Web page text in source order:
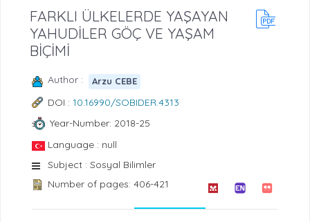
FARKLI ÜLKELERDE YAŞAYAN
YAHUDİLER GÖÇ VE YAŞAM
BİÇİMİ
Author : Arzu CEBE
DOI : 10.16990/SOBIDER.4313
Year-Number: 2018-25
Language : null
Subject : Sosyal Bilimler
Number of pages: 406-421